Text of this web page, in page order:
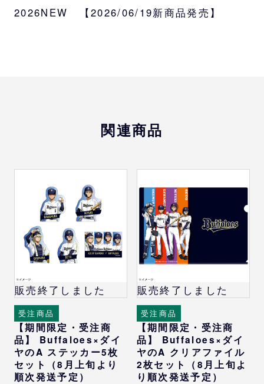
おなじみのキャラクター達がバファローズの
素材
綿100％
2026NEW 【2026/06/19新商品発売】
関連商品
販売終了しました
受注商品
【期間限定・受注商
品】 Buffaloes×ダイ
ヤのA ステッカー5枚
セット（8月上旬より
順次発送予定）
販売終了しました
受注商品
【期間限定・受注商
品】 Buffaloes×ダイ
ヤのA クリアファイル
2枚セット（8月上旬よ
り順次発送予定）